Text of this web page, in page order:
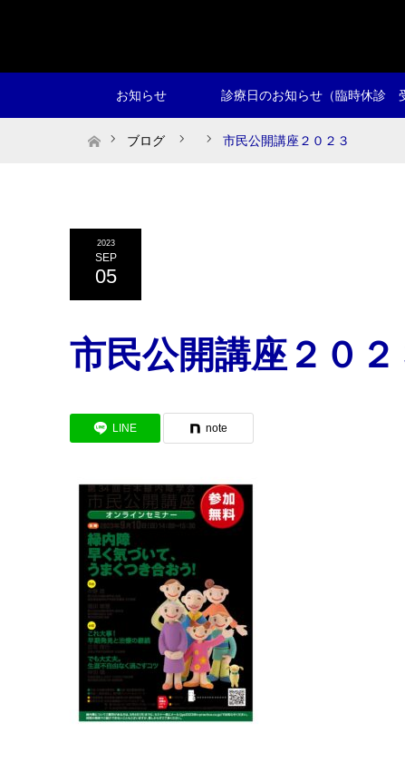
お知らせ 診療日のお知らせ（臨時休診
ホームブログ 市民公開講座２０２３
2023
SEP
05
市民公開講座２０２
LINE note